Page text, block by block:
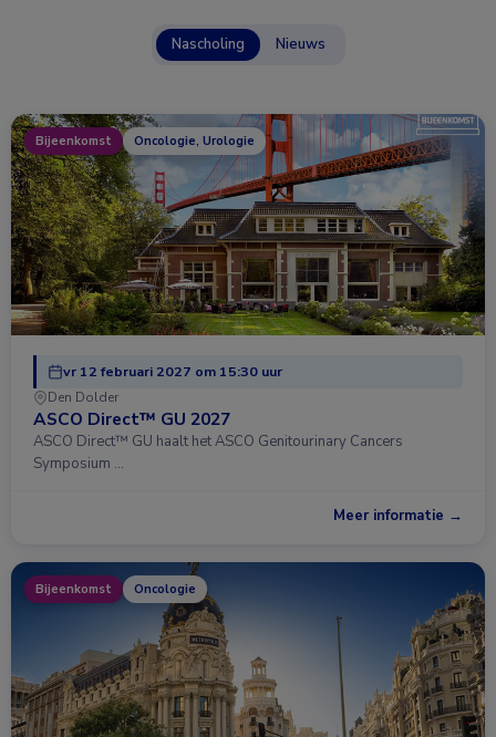
Nascholing Nieuws
Bijeenkomst Oncologie, Urologie
vr 12 februari 2027 om 15:30 uur
Den Dolder
ASCO Direct™ GU 2027
ASCO Direct™ GU haalt het ASCO Genitourinary Cancers
Symposium …
Meer informatie →
Bijeenkomst Oncologie